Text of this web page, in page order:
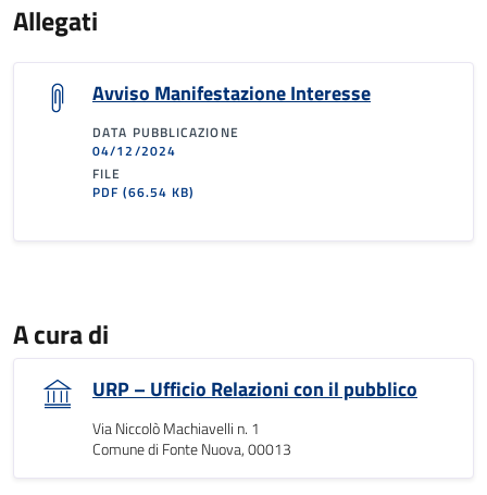
Allegati
Avviso Manifestazione Interesse
DATA PUBBLICAZIONE
04/12/2024
FILE
PDF(66.54 KB)
A cura di
URP – Ufficio Relazioni con il pubblico
Via Niccolò Machiavelli n. 1
Comune di Fonte Nuova, 00013